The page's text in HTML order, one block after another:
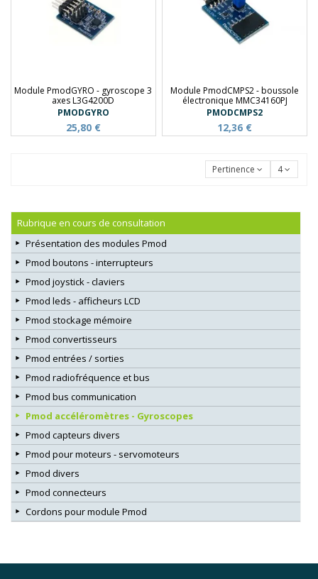
Module PmodGYRO - gyroscope 3
axes L3G4200D
PMODGYRO
25,80 €
Module PmodCMPS2 - boussole
électronique MMC34160PJ
PMODCMPS2
12,36 €
Pertinence 4
Rubrique en cours de consultation
Présentation des modules Pmod
Pmod boutons - interrupteurs
Pmod joystick - claviers
Pmod leds - afficheurs LCD
Pmod stockage mémoire
Pmod convertisseurs
Pmod entrées / sorties
Pmod radiofréquence et bus
Pmod bus communication
Pmod accéléromètres - Gyroscopes
Pmod capteurs divers
Pmod pour moteurs - servomoteurs
Pmod divers
Pmod connecteurs
Cordons pour module Pmod